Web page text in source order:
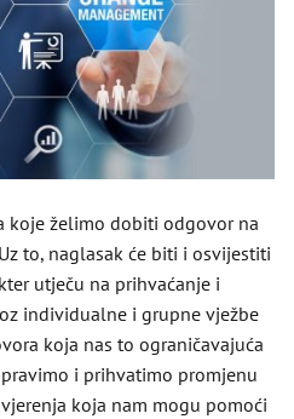
koje želimo dobiti odgovor na
to, naglasak će biti i osvijestiti
utječu na prihvaćanje i
individualne i grupne vježbe
koja nas to ograničavajuća
i prihvatimo promjenu
koja nam mogu pomoći